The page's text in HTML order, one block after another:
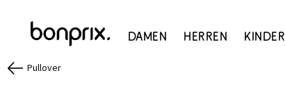
Damen Herren Kinder
Pullover